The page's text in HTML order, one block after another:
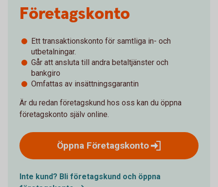
Företagskonto
Ett transaktionskonto för samtliga in- och
utbetalningar.
Går att ansluta till andra betaltjänster och
bankgiro
Omfattas av insättningsgarantin
Är du redan företagskund hos oss kan du öppna
företagskonto själv online.
Öppna Företagskonto
Inte kund? Bli företagskund och öppna